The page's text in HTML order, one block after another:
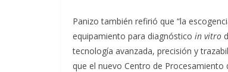
Panizo también refirió que “la
equipamiento para diagnóstico in vitro
tecnología avanzada, precisión y
que el nuevo Centro de Procesamiento